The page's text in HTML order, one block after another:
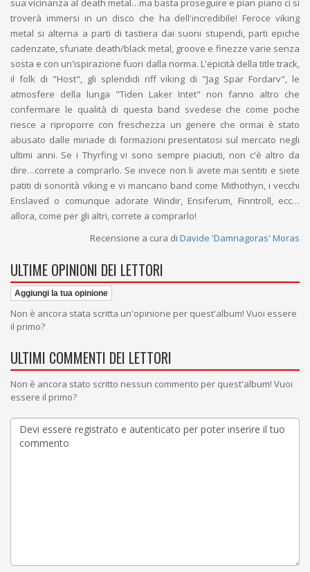
sua vicinanza al death metal…ma basta proseguire e pian piano ci si
troverà immersi in un disco che ha dell'incredibile! Feroce viking
metal si alterna a parti di tastiera dai suoni stupendi, parti epiche
cadenzate, sfuriate death/black metal, groove e finezze varie senza
sosta e con un'ispirazione fuori dalla norma. L'epicità della title track,
il folk di "Host", gli splendidi riff viking di "Jag Spar Fordarv", le
atmosfere della lunga "Tiden Laker Intet" non fanno altro che
confermare le qualità di questa band svedese che come poche
riesce a riproporre con freschezza un genere che ormai è stato
abusato dalle miriade di formazioni presentatosi sul mercato negli
ultimi anni. Se i Thyrfing vi sono sempre piaciuti, non c'è altro da
dire…correte a comprarlo. Se invece non li avete mai sentiti e siete
patiti di sonorità viking e vi mancano band come Mithothyn, i vecchi
Enslaved o comunque adorate Windir, Ensiferum, Finntroll, ecc…
allora, come per gli altri, correte a comprarlo!
Recensione a cura di Davide 'Damnagoras' Moras
ULTIME OPINIONI DEI LETTORI
Aggiungi la tua opinione
Non è ancora stata scritta un'opinione per quest'album! Vuoi essere
il primo?
ULTIMI COMMENTI DEI LETTORI
Non è ancora stato scritto nessun commento per quest'album! Vuoi
essere il primo?